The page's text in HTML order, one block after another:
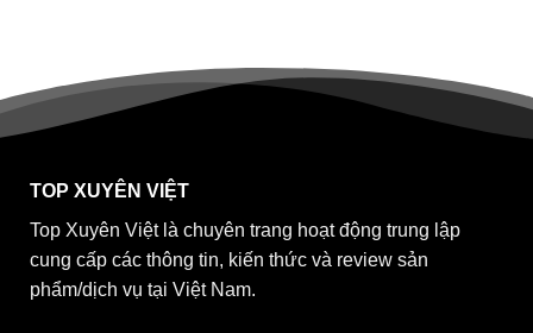
TOP XUYÊN VIỆT
Top Xuyên Việt là chuyên trang hoạt động trung lập
cung cấp các thông tin, kiến thức và review sản
phẩm/dịch vụ tại Việt Nam.